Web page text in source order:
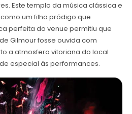
Este templo da música clássica e
um filho pródigo que
perfeita do venue permitiu que
Gilmour fosse ouvida com
a atmosfera vitoriana do local
especial às performances.